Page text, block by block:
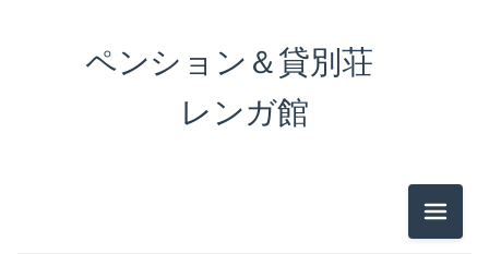
ペンション＆貸別荘
レンガ館
メニュ